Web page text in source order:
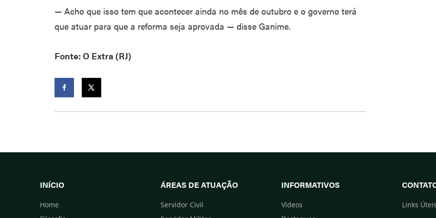
— Acho que isso tem que acontecer ainda no mês de outubro e o governo terá
que atuar para que a reforma seja aprovada — disse Ganime.
Fonte: O Extra (RJ)
INÍCIO
Home
ÁREAS DE ATUAÇÃO
Servidor Civil
INFORMATIVOS
Vídeos
Links Úteis